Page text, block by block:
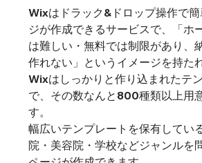
Wixはドラック&ドロップ操作で
ジが作成できるサービスで、「ホ
は難しい・無料では制限があり、
作れない」というイメージを持た
Wixはしっかりと作り込まれたテ
で、その数なんと800種類以上用
す。
幅広いテンプレートを保有してい
院・美容院・学校などジャンルを